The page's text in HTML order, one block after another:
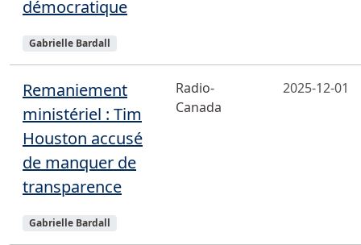
démocratique
Sujets
Gabrielle Bardall
Remaniement
ministériel : Tim
Houston accusé
de manquer de
transparence
Sujets
Gabrielle Bardall
Radio-
Canada
2025-12-01